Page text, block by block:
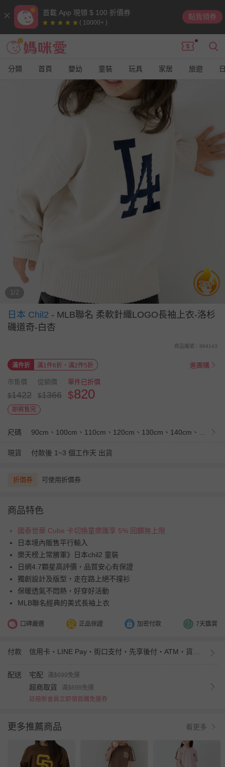
首載 App 現領 $ 100 折價券
( 10000+ )
點我領券
分類 首頁 嬰幼 童裝 玩具 家居 旅遊
1/2
日本 Chil2 - MLB聯名 柔軟針織LOGO長袖上衣-洛杉
磯道奇-白杏
商品編號：994143
滿件折 滿1件6折，滿2件5折 進團購
市售價
$1422
促銷價
$1366
單件已折價
$820
即將售完
尺碼
現貨 付款後 1~3 個工作天 出貨
折價券 可使用折價券
商品特色
國泰世華 Cube 卡切換童樂匯享 5% 回饋無上限
日本境內販售平行輸入
樂天榜上常勝軍》日本chil2 童裝
日網4.7顆星高評價，品質安心有保證
獨創設計及版型，走在路上絕不撞衫
保暖透氣不悶熱，好穿好活動
MLB聯名經典的美式長袖上衣
口碑嚴選 正品保證 加密付款 7天鑑賞
付款
配送 宅配 滿$699免運
超商取貨
滿$699免運
註冊新會員立即領首購免運券
更多推薦商品 看更多